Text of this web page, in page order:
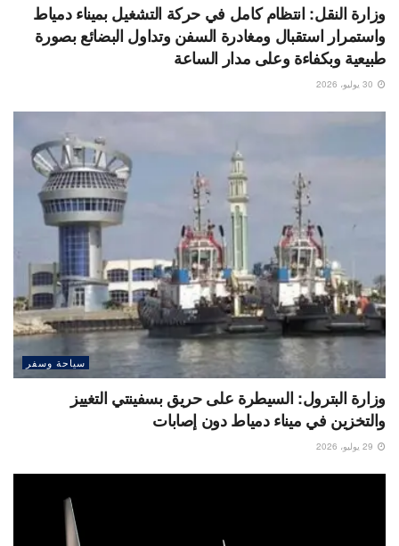
وزارة النقل: انتظام كامل في حركة التشغيل بميناء دمياط
واستمرار استقبال ومغادرة السفن وتداول البضائع بصورة
طبيعية وبكفاءة وعلى مدار الساعة
سياحة وسفر
وزارة البترول: السيطرة على حريق بسفينتي التغييز
والتخزين في ميناء دمياط دون إصابات